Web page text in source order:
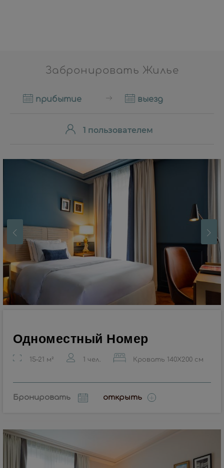
Забронировать Жилье
прибытие выезд
Одноместный Номер
15–21 м² 1 чел. Кровать 140X200 см
Бронировать открыть